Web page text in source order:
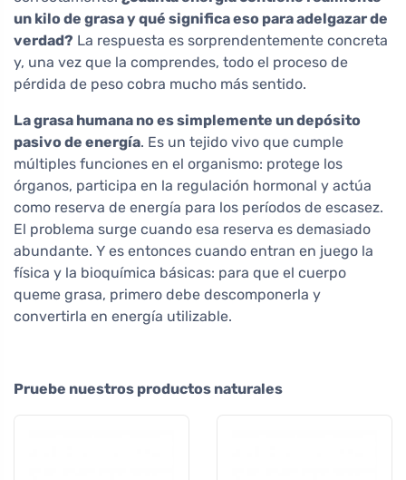
un kilo de grasa y qué significa eso para adelgazar de
verdad? La respuesta es sorprendentemente concreta
y, una vez que la comprendes, todo el proceso de
pérdida de peso cobra mucho más sentido.
La grasa humana no es simplemente un depósito
pasivo de energía. Es un tejido vivo que cumple
múltiples funciones en el organismo: protege los
órganos, participa en la regulación hormonal y actúa
como reserva de energía para los períodos de escasez.
El problema surge cuando esa reserva es demasiado
abundante. Y es entonces cuando entran en juego la
física y la bioquímica básicas: para que el cuerpo
queme grasa, primero debe descomponerla y
convertirla en energía utilizable.
Pruebe nuestros productos naturales